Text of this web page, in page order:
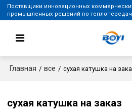
Поставщики инновационных
промышленных решений по
Главная / все / сухая катушка на
сухая катушка на заказ